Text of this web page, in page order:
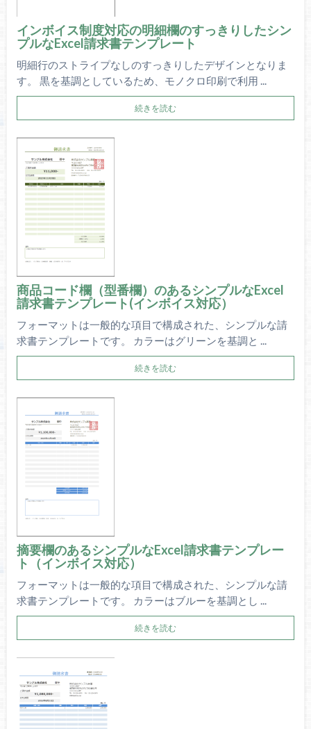
インボイス制度対応の明細欄のすっきりしたシン
プルなExcel請求書テンプレート
明細行のストライプなしのすっきりしたデザインとなりま
す。 黒を基調としているため、モノクロ印刷で利用 ...
続きを読む
商品コード欄（型番欄）のあるシンプルなExcel
請求書テンプレート(インボイス対応）
フォーマットは一般的な項目で構成された、シンプルな請
求書テンプレートです。 カラーはグリーンを基調と ...
続きを読む
摘要欄のあるシンプルなExcel請求書テンプレー
ト（インボイス対応）
フォーマットは一般的な項目で構成された、シンプルな請
求書テンプレートです。 カラーはブルーを基調とし ...
続きを読む